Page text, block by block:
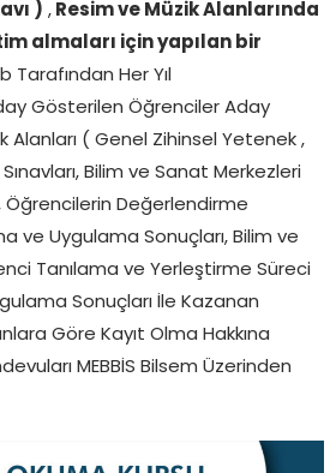
) , Resim ve Müzik Alanlarında
almaları için yapılan bir
Tarafından Her Yıl
Gösterilen Öğrenciler Aday
Alanları ( Genel Zihinsel Yetenek ,
Bilim ve Sanat Merkezleri
Öğrencilerin Değerlendirme
ve Uygulama Sonuçları, Bilim ve
Tanılama ve Yerleştirme Süreci
Sonuçları İle Kazanan
Göre Kayıt Olma Hakkına
MEBBİS Bilsem Üzerinden